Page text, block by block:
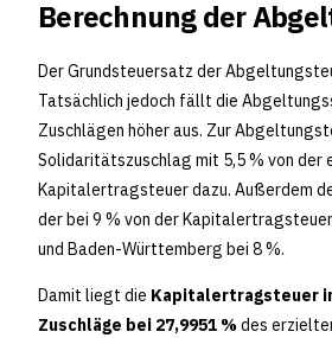
Berechnung der
Der Grundsteuersatz der
Tatsächlich jedoch fällt die
Zuschlägen höher aus. Zur
Solidaritätszuschlag mit 5,5 % von der
Kapitalertragsteuer dazu. Außerdem
der bei 9 % von der
und Baden-Württemberg bei 8 %.
Damit liegt die Kapitalertragsteuer
Zuschläge bei 27,9951 %des